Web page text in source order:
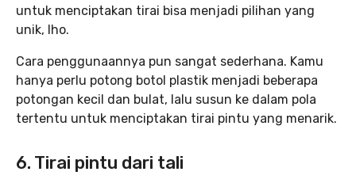
untuk menciptakan tirai bisa menjadi pilihan yang
unik, lho.
Cara penggunaannya pun sangat sederhana. Kamu
hanya perlu potong botol plastik menjadi beberapa
potongan kecil dan bulat, lalu susun ke dalam pola
tertentu untuk menciptakan tirai pintu yang menarik.
6. Tirai pintu dari tali